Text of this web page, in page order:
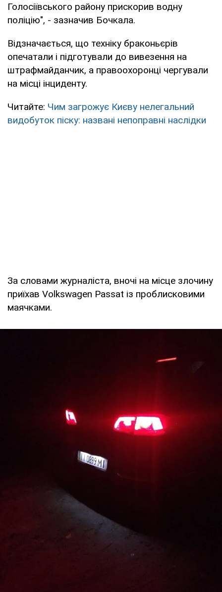
Голосіївського району прискорив водну
поліцію", - зазначив Бочкала.
Відзначається, що техніку браконьєрів
опечатали і підготували до вивезення на
штрафмайданчик, а правоохоронці чергували
на місці інциденту.
Читайте: Чим загрожує Києву нелегальний
видобуток піску: названі непоправні наслідки
За словами журналіста, вночі на місце злочину
приїхав Volkswagen Passat із проблисковими
маячками.